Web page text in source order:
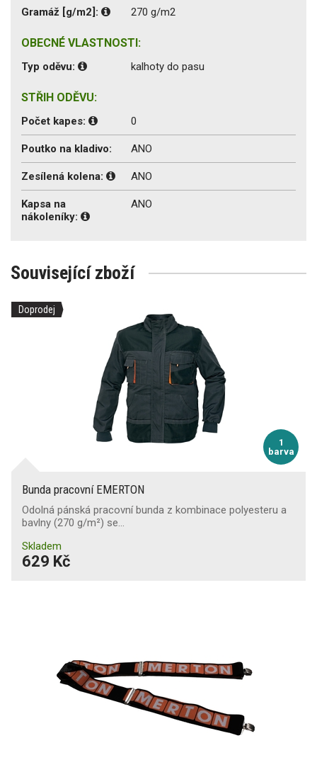
Gramáž [g/m2]: 270 g/m2
OBECNÉ VLASTNOSTI:
Typ oděvu: kalhoty do pasu
STŘIH ODĚVU:
Počet kapes: 0
Poutko na kladivo: ANO
Zesílená kolena: ANO
Kapsa na
nákoleníky:
ANO
Související zboží
Doprodej
1
barva
Bunda pracovní EMERTON
Odolná pánská pracovní bunda z kombinace polyesteru a
bavlny (270 g/m²) se…
Skladem
629 Kč